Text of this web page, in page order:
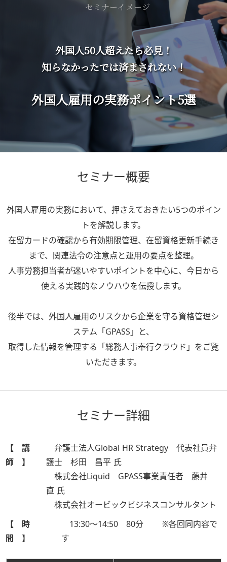
外国人50人超えたら必見！
知らなかったでは済まされない！
外国人雇用の実務ポイント5選
セミナー概要
外国人雇用の実務において、押さえておきたい5つのポイン
トを解説します。
在留カードの確認から有効期限管理、在留資格更新手続き
まで、関連法令の注意点と運用の要点を整理。
人事労務担当者が迷いやすいポイントを中心に、今日から
使える実践的なノウハウを伝授します。
後半では、外国人雇用のリスクから企業を守る資格管理シ
ステム「GPASS」と、
取得した情報を管理する「総務人事奉行クラウド」をご覧
いただきます。
セミナー詳細
【 講
師 】
弁護士法人Global HR Strategy 代表社員弁
護士 杉田 昌平 氏
株式会社Liquid GPASS事業責任者 藤井
直 氏
株式会社オービックビジネスコンサルタント
【 時
間 】
13:30～14:50 80分 ※各回同内容で
す